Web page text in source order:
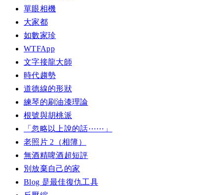
單眼相機
大家都
如數家珍
WTFApp
文字接龍大師
時代趨勢
道德線的形狀
練琴的刷油漆理論
根號與胡桃派
「忽略以上說的話⋯⋯」
老照片 2（相簿）
無酒精啤酒超短評
別放棄自己的家
Blog 是最佳復仇工具